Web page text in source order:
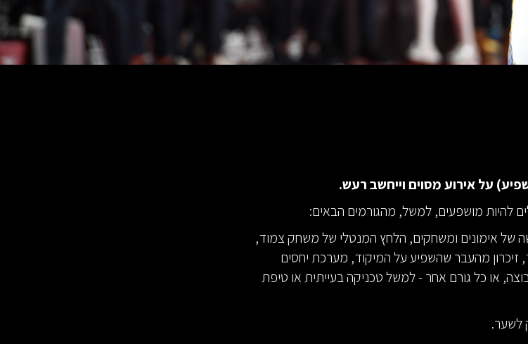
על אירוע מסוים וייחשב רעש.
להיות מושפעים, למשל, מהגורמים הבאים:
של אימונים ומשחקים, הלחץ המנטלי של משחק צמוד,
זיכרון מהעבר שהשפיע על המיקוד, מערכת יחסים
או כל גורם אחר - למשל טכניקה בעייתית או טיפת
לשער.